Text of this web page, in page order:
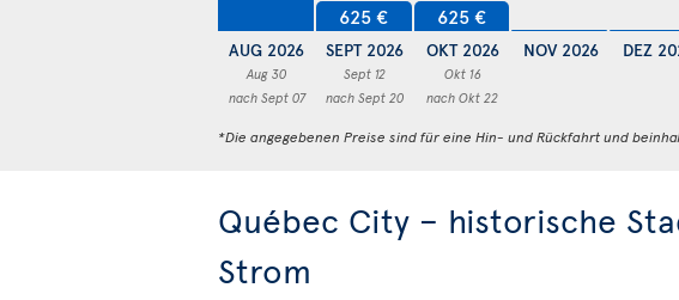
AUG 2026
Aug 30
nach Sept 07
625 €
SEPT 2026
Sept 12
nach Sept 20
625 €
OKT 2026
Okt 16
nach Okt 22
NOV 2026 DEZ
*Die angegebenen Preise sind für eine Hin- und Rückfahrt und
Québec City – historische
Strom